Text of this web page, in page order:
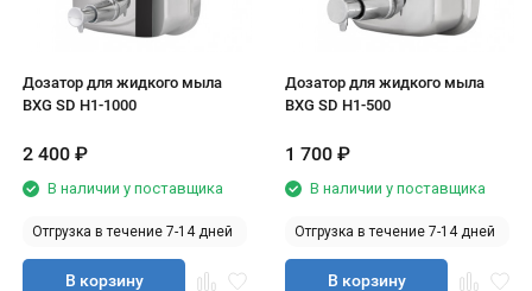
Дозатор для жидкого мыла
BXG SD Н1-1000
2 400 ₽
В наличии у поставщика
Отгрузка в течение 7-14 дней
В корзину
Дозатор для жидкого мыла
BXG SD Н1-500
1 700 ₽
В наличии у поставщика
Отгрузка в течение 7-14 дней
В корзину